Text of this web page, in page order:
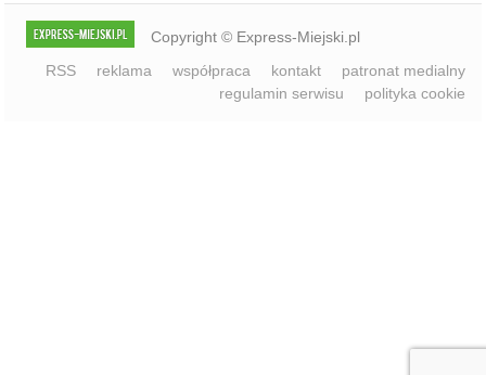
Copyright © Express-Miejski.pl
RSS
reklama współpraca kontakt
patronat medialny
regulamin serwisu
polityka cookie